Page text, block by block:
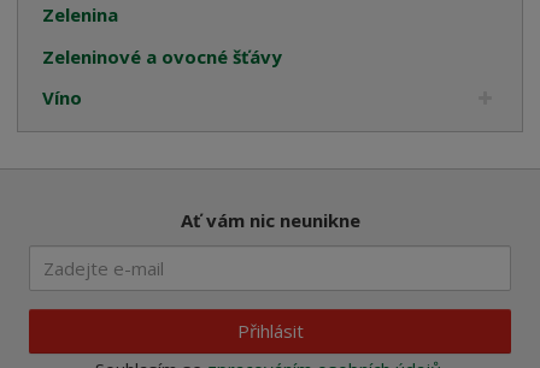
Zelenina
Zeleninové a ovocné šťávy
Víno
Ať vám nic neunikne
Přihlásit